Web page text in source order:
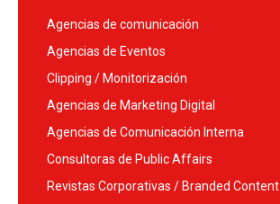
Agencias de comunicación
Agencias de Eventos
Clipping / Monitorización
Agencias de Marketing Digital
Agencias de Comunicación Interna
Consultoras de Public Affairs
Revistas Corporativas / Branded Content